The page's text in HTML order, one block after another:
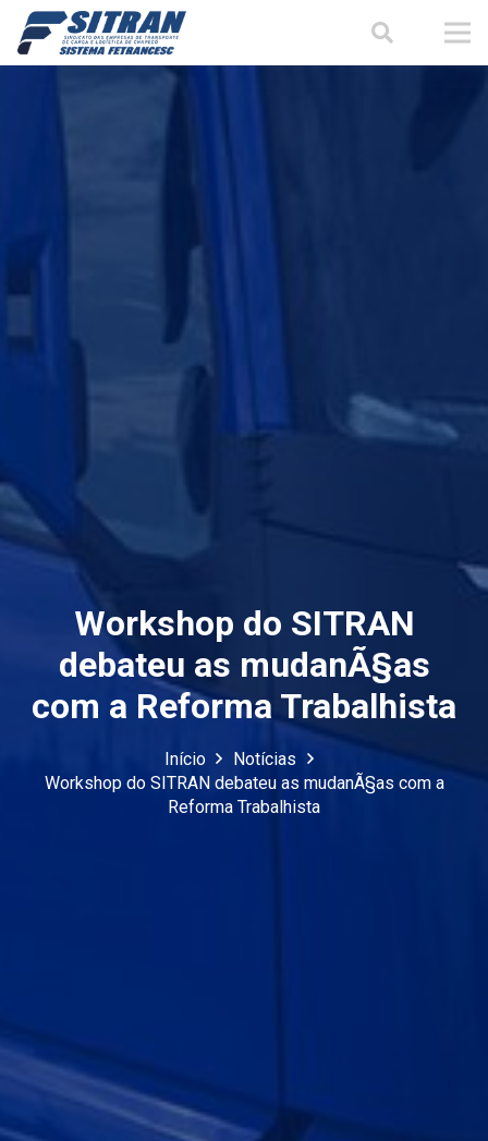
Workshop do SITRAN
debateu as mudanÃ§as
com a Reforma Trabalhista
Início
Notícias
Workshop do SITRAN debateu as mudanÃ§as com a
Reforma Trabalhista